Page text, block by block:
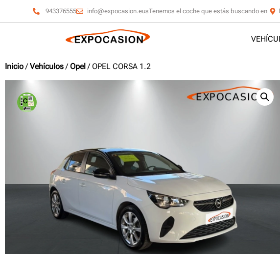
943376555 info@expocasion.eusTenemos el coche que estás buscando en
Inicio / Vehículos / Opel / OPEL CORSA 1.2